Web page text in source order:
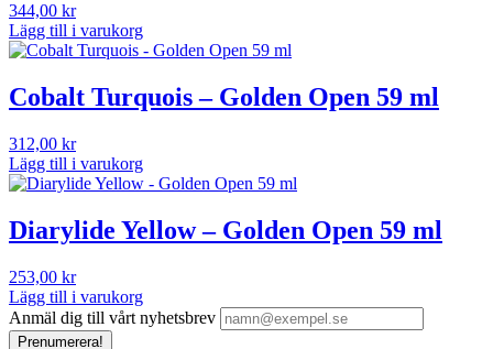
344,00 kr
Lägg till i varukorg
Cobalt Turquois – Golden Open 59 ml
312,00 kr
Lägg till i varukorg
Diarylide Yellow – Golden Open 59 ml
253,00 kr
Lägg till i varukorg
Anmäl dig till vårt nyhetsbrev
Prenumerera!